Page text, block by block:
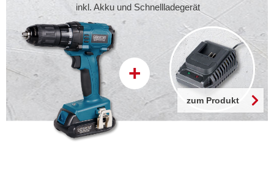
inkl. Akku und Schnellladegerät
+
zum Produkt